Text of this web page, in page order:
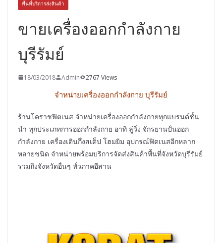
พื้นที่บริการส่งสินค้า
ขายเครื่องออกกำลังกาย
บุรีรัมย์
18/03/2018 Admin 2767 Views
จำหน่ายเครื่องออกกำลังกาย บุรีรัมย์
ร้านโคราชฟิตเนส จำหน่ายเครื่องออกกำลังกายทุกแบรนด์ชั้น
นำ ทุกประเภทการออกกำลังกาย อาทิ ลู่วิ่ง จักรยานปั่นออก
กำลังกาย เครื่องเดินกึ่งสเต็ป โฮมยิม อุปกรณ์ฟิตเนสอีกหลาก
หลายชนิด จำหน่ายพร้อมบริการจัดส่งสินค้าพื้นที่จังหวัดบุรีรัมย์
รวมถึงจังหวัดอื่นๆ ทั่วภาคอีสาน